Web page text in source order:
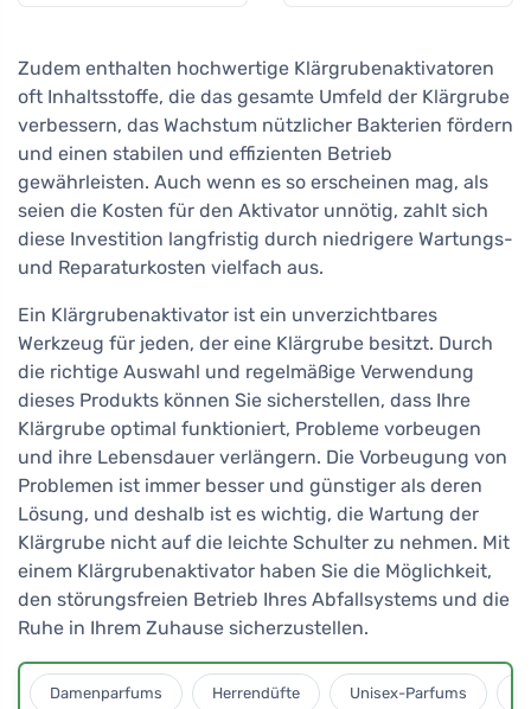
Zudem enthalten hochwertige Klärgrubenaktivatoren
oft Inhaltsstoffe, die das gesamte Umfeld der Klärgrube
verbessern, das Wachstum nützlicher Bakterien fördern
und einen stabilen und effizienten Betrieb
gewährleisten. Auch wenn es so erscheinen mag, als
seien die Kosten für den Aktivator unnötig, zahlt sich
diese Investition langfristig durch niedrigere Wartungs-
und Reparaturkosten vielfach aus.
Ein Klärgrubenaktivator ist ein unverzichtbares
Werkzeug für jeden, der eine Klärgrube besitzt. Durch
die richtige Auswahl und regelmäßige Verwendung
dieses Produkts können Sie sicherstellen, dass Ihre
Klärgrube optimal funktioniert, Probleme vorbeugen
und ihre Lebensdauer verlängern. Die Vorbeugung von
Problemen ist immer besser und günstiger als deren
Lösung, und deshalb ist es wichtig, die Wartung der
Klärgrube nicht auf die leichte Schulter zu nehmen. Mit
einem Klärgrubenaktivator haben Sie die Möglichkeit,
den störungsfreien Betrieb Ihres Abfallsystems und die
Ruhe in Ihrem Zuhause sicherzustellen.
Damenparfums Herrendüfte Unisex-Parfums